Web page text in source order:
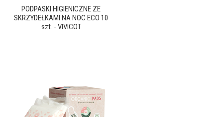
PODPASKI HIGIENICZNE ZE
SKRZYDEŁKAMI NA NOC ECO 10
szt. - VIVICOT